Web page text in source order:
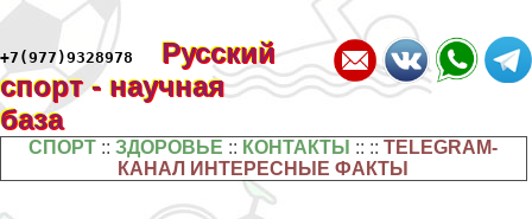
+7(977)9328978
Русский
спорт - научная
база
СПОРТ ::ЗДОРОВЬЕ :: КОНТАКТЫ :: ::TELEGRAM-
КАНАЛ ИНТЕРЕСНЫЕ ФАКТЫ